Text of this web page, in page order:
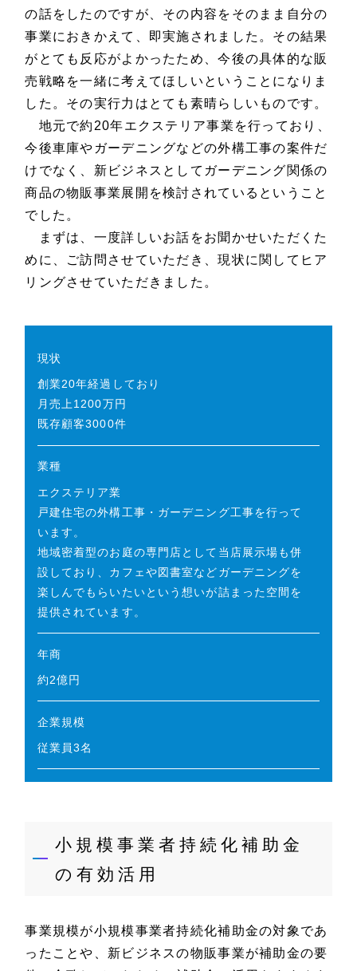
の話をしたのですが、その内容をそのまま自分の
事業におきかえて、即実施されました。その結果
がとても反応がよかったため、今後の具体的な販
売戦略を一緒に考えてほしいということになりま
した。その実行力はとても素晴らしいものです。
地元で約20年エクステリア事業を行っており、
今後車庫やガーデニングなどの外構工事の案件だ
けでなく、新ビジネスとしてガーデニング関係の
商品の物販事業展開を検討されているということ
でした。
まずは、一度詳しいお話をお聞かせいただくた
めに、ご訪問させていただき、現状に関してヒア
リングさせていただきました。
現状
創業20年経過しており
月売上1200万円
既存顧客3000件
業種
エクステリア業
戸建住宅の外構工事・ガーデニング工事を行って
います。
地域密着型のお庭の専門店として当店展示場も併
設しており、カフェや図書室などガーデニングを
楽しんでもらいたいという想いが詰まった空間を
提供されています。
年商
約2億円
企業規模
従業員3名
小規模事業者持続化補助金
の有効活用
事業規模が小規模事業者持続化補助金の対象であ
ったことや、新ビジネスの物販事業が補助金の要